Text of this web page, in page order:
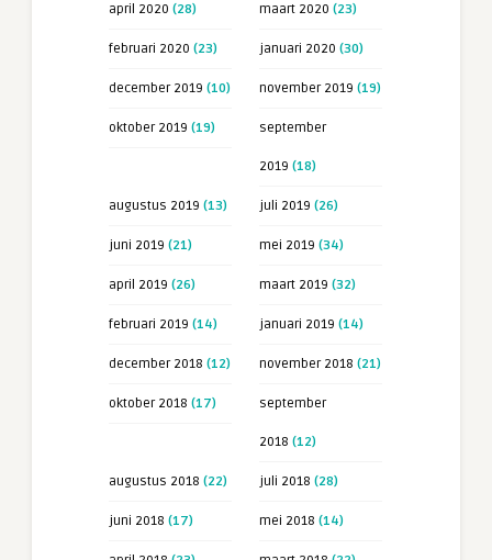
april 2020 (28) maart 2020 (23)
februari 2020 (23) januari 2020 (30)
december 2019 (10) november 2019 (19)
oktober 2019 (19) september
2019 (18)
augustus 2019 (13) juli 2019 (26)
juni 2019 (21) mei 2019 (34)
april 2019 (26) maart 2019 (32)
februari 2019 (14) januari 2019 (14)
december 2018 (12) november 2018 (21)
oktober 2018 (17) september
2018 (12)
augustus 2018 (22) juli 2018 (28)
juni 2018 (17) mei 2018 (14)